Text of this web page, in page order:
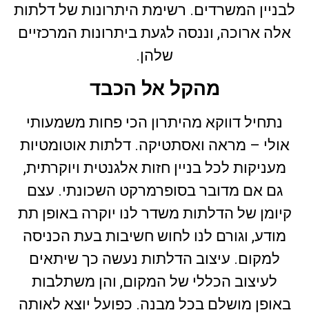
לבניין המשרדים. רשימת היתרונות של דלתות
אלה ארוכה, וננסה לגעת ביתרונות המרכזיים
שלהן.
מהקל אל הכבד
נתחיל דווקא מהיתרון הכי פחות משמעותי
אולי – מראה ואסתטיקה. דלתות אוטומטיות
מעניקות לכל בניין חזות אלגנטית ויוקרתית,
גם אם מדובר בסופרמרקט השכונתי. עצם
קיומן של הדלתות משדר לנו יוקרה באופן תת
מודע, וגורם לנו לחוש חשיבות בעת הכניסה
למקום. עיצוב הדלתות נעשה כך שיתאים
לעיצוב הכללי של המקום, והן משתלבות
באופן מושלם בכל מבנה. כפועל יוצא לאותה